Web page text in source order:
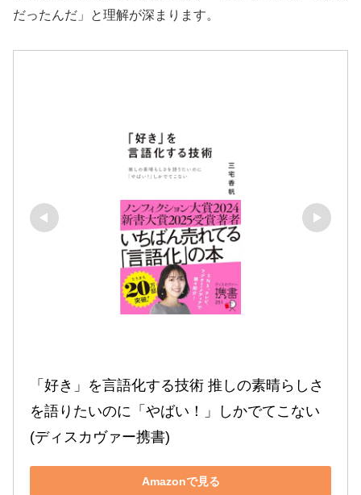
だったんだ」と理解が深まります。
「好き」を言語化する技術 推しの素晴らしさ
を語りたいのに「やばい！」しかでてこない
(ディスカヴァー携書)
Amazonで見る